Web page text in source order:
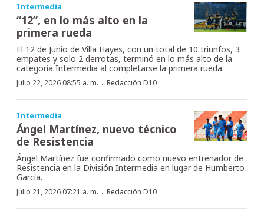
Intermedia
“12”, en lo más alto en la
primera rueda
El 12 de Junio de Villa Hayes, con un total de 10 triunfos, 3
empates y solo 2 derrotas, terminó en lo más alto de la
categoría Intermedia al completarse la primera rueda.
Julio 22, 2026 08:55 a. m. · Redacción D10
Intermedia
Ángel Martínez, nuevo técnico
de Resistencia
Ángel Martínez fue confirmado como nuevo entrenador de
Resistencia en la División Intermedia en lugar de Humberto
García.
Julio 21, 2026 07:21 a. m. · Redacción D10